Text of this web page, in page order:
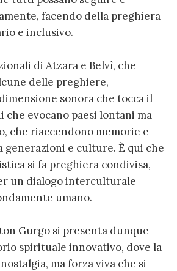
facendo della preghiera
e inclusivo.
di Atzara e Belvì, che
delle preghiere,
sonora che tocca il
che evocano paesi lontani ma
che riaccendono memorie e
generazioni e culture. È qui che
si fa preghiera condivisa,
un dialogo interculturale
umano.
Gurgo si presenta dunque
spirituale innovativo, dove la
ma forza viva che si